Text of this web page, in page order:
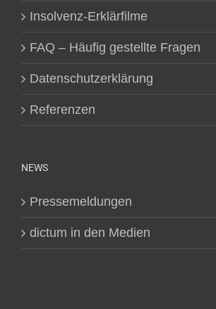
Insolvenz-Erklärfilme
FAQ – Häufig gestellte Fragen
Datenschutzerklärung
Referenzen
NEWS
Pressemeldungen
dictum in den Medien